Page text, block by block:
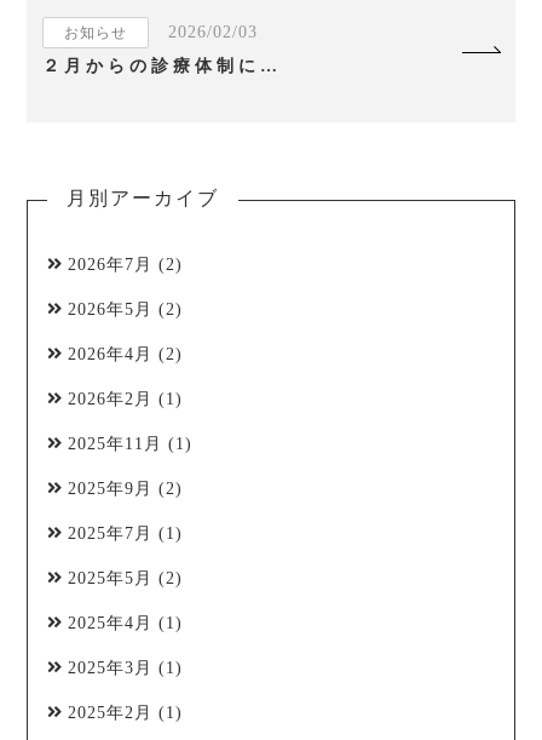
お知らせ
2026/02/03
２月からの診療体制について
月別アーカイブ
2026年7月 (2)
2026年5月 (2)
2026年4月 (2)
2026年2月 (1)
2025年11月 (1)
2025年9月 (2)
2025年7月 (1)
2025年5月 (2)
2025年4月 (1)
2025年3月 (1)
2025年2月 (1)